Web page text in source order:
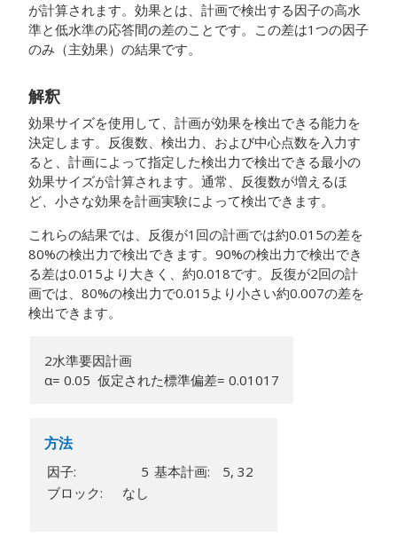
が計算されます。効果とは、計画で検出する因子の高水
準と低水準の応答間の差のことです。この差は1つの因子
のみ（主効果）の結果です。
解釈
効果サイズを使用して、計画が効果を検出できる能力を
決定します。反復数、検出力、および中心点数を入力す
ると、計画によって指定した検出力で検出できる最小の
効果サイズが計算されます。通常、反復数が増えるほ
ど、小さな効果を計画実験によって検出できます。
これらの結果では、反復が1回の計画では約0.015の差を
80%の検出力で検出できます。90%の検出力で検出でき
る差は0.015より大きく、約0.018です。反復が2回の計
画では、80%の検出力で0.015より小さい約0.007の差を
検出できます。
2水準要因計画
α= 0.05 仮定された標準偏差= 0.01017
方法
因子: 5 基本計画:
5, 32
ブロック:
なし